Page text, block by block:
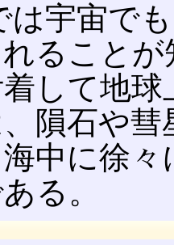
は宇宙で
ること
して地
隕石や
中に徐
る。